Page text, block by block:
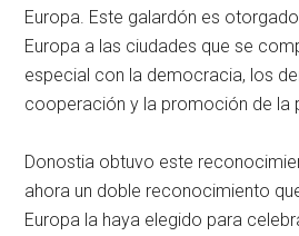
Europa. Este galardón es
Europa a las ciudades que se
especial con la democracia, los
cooperación y la promoción de la
Donostia obtuvo este
ahora un doble reconocimiento
Europa la haya elegido para